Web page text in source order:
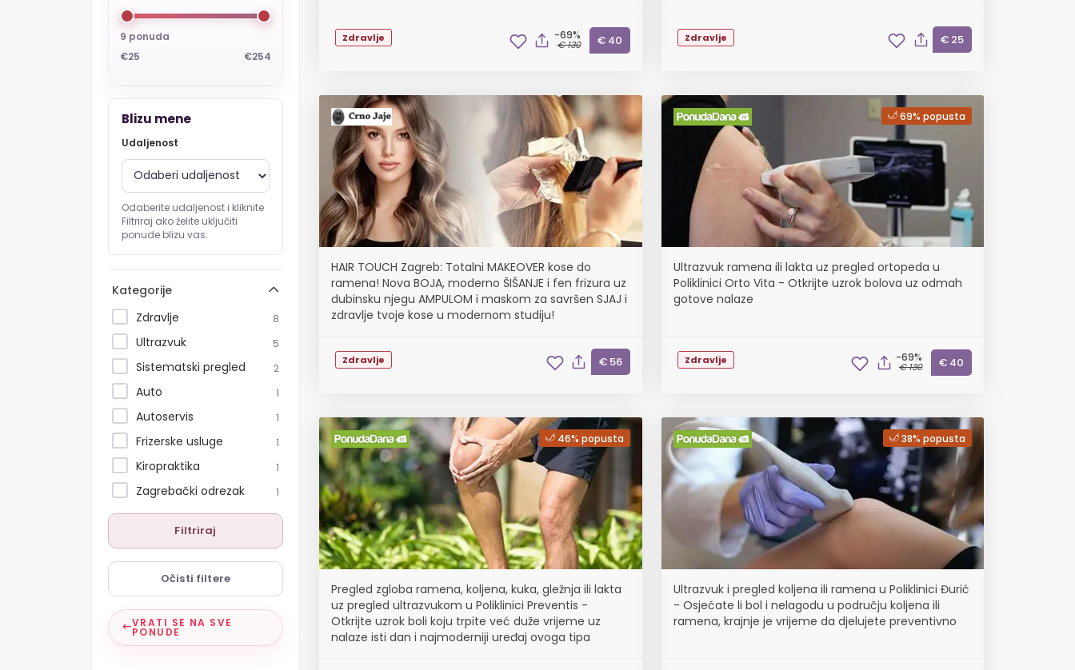
9 ponuda
€25
€254
Blizu mene
Udaljenost
Odaberite udaljenost i kliknite
Filtriraj ako želite uključiti
ponude blizu vas.
Kategorije
Zdravlje
8
Ultrazvuk 5
Sistematski pregled 2
Auto 1
Autoservis 1
Frizerske usluge 1
Kiropraktika 1
Zagrebački odrezak 1
Filtriraj
Očisti filtere
VRATI SE NA SVE
PONUDE
Zdravlje -69%
€ 130 € 40 Zdravlje € 25
HAIR TOUCH Zagreb: Totalni MAKEOVER kose do
ramena! Nova BOJA, moderno ŠIŠANJE i fen frizura uz
dubinsku njegu AMPULOM i maskom za savršen SJAJ i
zdravlje tvoje kose u modernom studiju!
Zdravlje € 56
69% popusta
Ultrazvuk ramena ili lakta uz pregled ortopeda u
Poliklinici Orto Vita - Otkrijte uzrok bolova uz odmah
gotove nalaze
Zdravlje -69%
€ 130 € 40
46% popusta
Pregled zgloba ramena, koljena, kuka, gležnja ili lakta
uz pregled ultrazvukom u Poliklinici Preventis -
Otkrijte uzrok boli koju trpite već duže vrijeme uz
nalaze isti dan i najmoderniji uređaj ovoga tipa
38% popusta
Ultrazvuk i pregled koljena ili ramena u Poliklinici Đurić
- Osjećate li bol i nelagodu u području koljena ili
ramena, krajnje je vrijeme da djelujete preventivno